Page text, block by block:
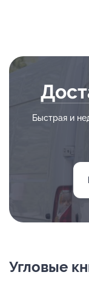
Быстрая и
Угловые